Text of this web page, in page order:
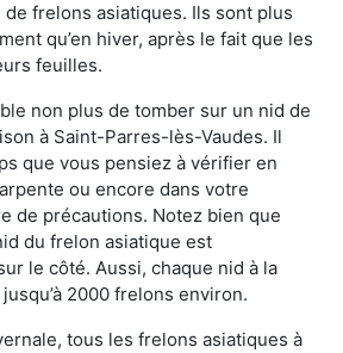
de frelons asiatiques. Ils sont plus
qu’en hiver, après le fait que les
feuilles.
non plus de tomber sur un nid de
à Saint-Parres-lès-Vaudes. Il
que vous pensiez à vérifier en
ou encore dans votre
de précautions. Notez bien que
du frelon asiatique est
le côté. Aussi, chaque nid à la
2000 frelons environ.
tous les frelons asiatiques à